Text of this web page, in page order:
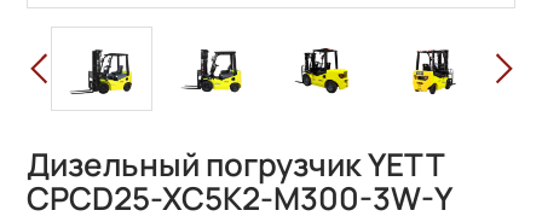
Дизельный погрузчик YETT
CPCD25-XC5K2-M300-3W-Y